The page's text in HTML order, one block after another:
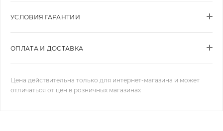
УСЛОВИЯ ГАРАНТИИ
ОПЛАТА И ДОСТАВКА
Цена действительна только для интернет-магазина и может
отличаться от цен в розничных магазинах